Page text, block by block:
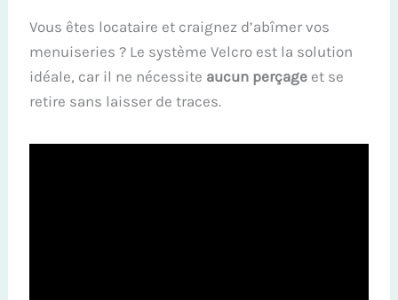
Vous êtes locataire et craignez d’abîmer vos
menuiseries ? Le système Velcro est la solution
idéale, car il ne nécessite aucun perçage et se
retire sans laisser de traces.